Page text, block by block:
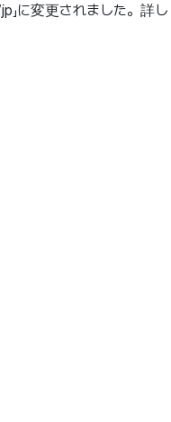
に変更されました。 詳し